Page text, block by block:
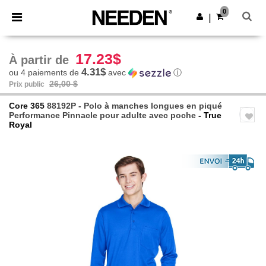
× Appli Needen
Meilleurs prix sur l’app !
Obtenir l'appli
0
À partir de 17.23$
ou 4 paiements de 4.31$avec ⓘ
Prix public 26,00 $
Core 365 88192P - Polo à manches longues en piqué
Performance Pinnacle pour adulte avec poche - True
Royal